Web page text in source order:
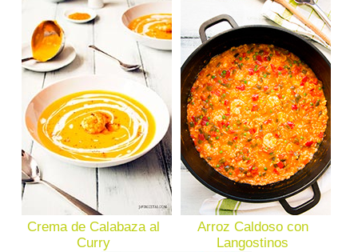
Crema de Calabaza al
Curry
Arroz Caldoso con
Langostinos